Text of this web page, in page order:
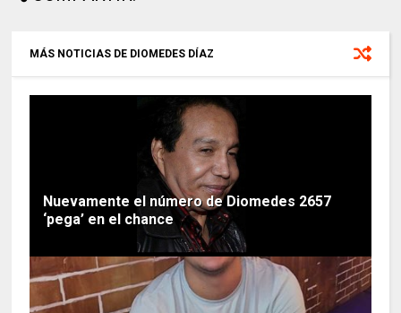
MÁS NOTICIAS DE DIOMEDES DÍAZ
Nuevamente el número de Diomedes 2657
‘pega’ en el chance